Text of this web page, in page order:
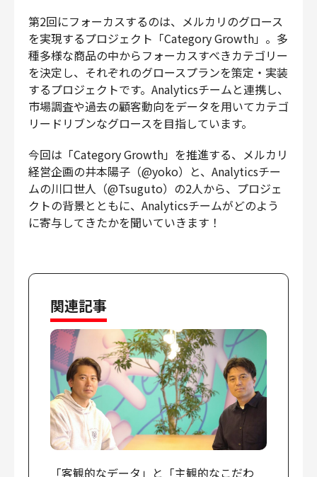
第2回にフォーカスするのは、メルカリのグロース
を実現するプロジェクト「Category Growth」。多
種多様な商品の中からフォーカスすべきカテゴリー
を決定し、それぞれのグロースプランを策定・実装
するプロジェクトです。Analyticsチームと連携し、
市場調査や過去の顧客動向をデータを用いてカテゴ
リードリブンなグロースを目指しています。
今回は「Category Growth」を推進する、メルカリ
経営企画の井本陽子（@yoko）と、Analyticsチー
ムの川口世人（@Tsuguto）の2人から、プロジェ
クトの背景とともに、Analyticsチームがどのよう
に寄与してきたかを聞いていきます！
関連記事
「客観的なデータ」と「主観的なこだわ